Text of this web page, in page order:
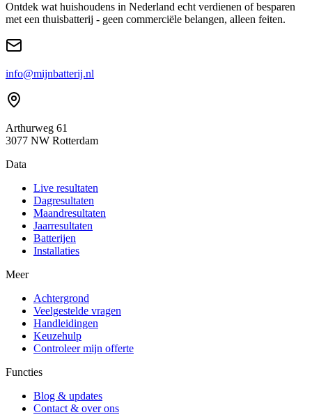
Ontdek wat huishoudens in Nederland echt verdienen of besparen
met een thuisbatterij - geen commerciële belangen, alleen feiten.
info@mijnbatterij.nl
Arthurweg 61
3077 NW Rotterdam
Data
Live resultaten
Dagresultaten
Maandresultaten
Jaarresultaten
Batterijen
Installaties
Meer
Achtergrond
Veelgestelde vragen
Handleidingen
Keuzehulp
Controleer mijn offerte
Functies
Blog & updates
Contact & over ons